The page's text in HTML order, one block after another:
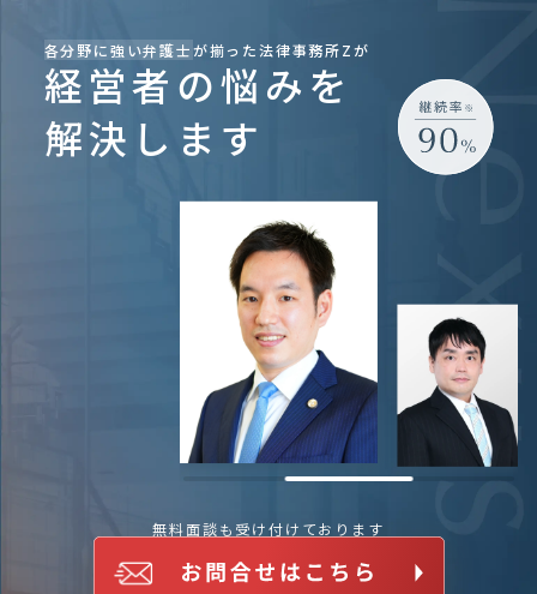
各分野に強い弁護士が揃った法律事務所Zが
経営者の悩みを
解決します
無料面談も受け付けております